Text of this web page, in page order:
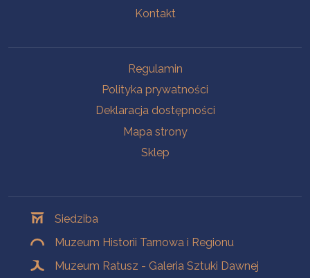
Kontakt
Regulamin
Polityka prywatności
Deklaracja dostępności
Mapa strony
Sklep
Siedziba
Muzeum Historii Tarnowa i Regionu
Muzeum Ratusz - Galeria Sztuki Dawnej